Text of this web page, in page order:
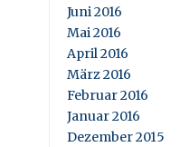
Juni 2016
Mai 2016
April 2016
März 2016
Februar 2016
Januar 2016
Dezember 2015